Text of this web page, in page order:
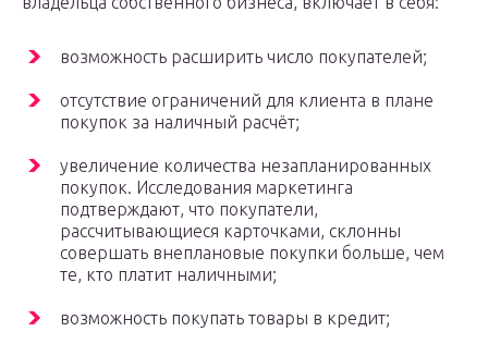
возможность расширить число покупателей;
отсутствие ограничений для клиента в плане
покупок за наличный расчёт;
увеличение количества незапланированных
покупок. Исследования маркетинга
подтверждают, что покупатели,
рассчитывающиеся карточками, склонны
совершать внеплановые покупки больше, чем
те, кто платит наличными;
возможность покупать товары в кредит;